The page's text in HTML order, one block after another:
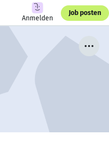
Anmelden
Job posten